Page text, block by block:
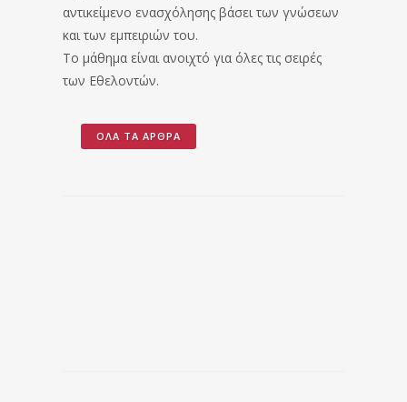
αντικείμενο ενασχόλησης βάσει των γνώσεων
και των εμπειριών του.
Το μάθημα είναι ανοιχτό για όλες τις σειρές
των Εθελοντών.
ΌΛΑ ΤΑ ΆΡΘΡΑ